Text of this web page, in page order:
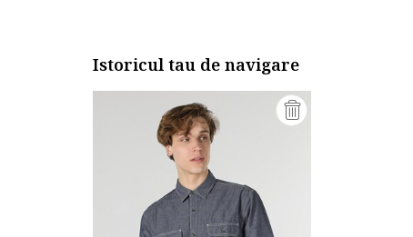
Istoricul tau de navigare